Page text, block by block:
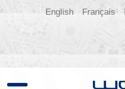
Français
English